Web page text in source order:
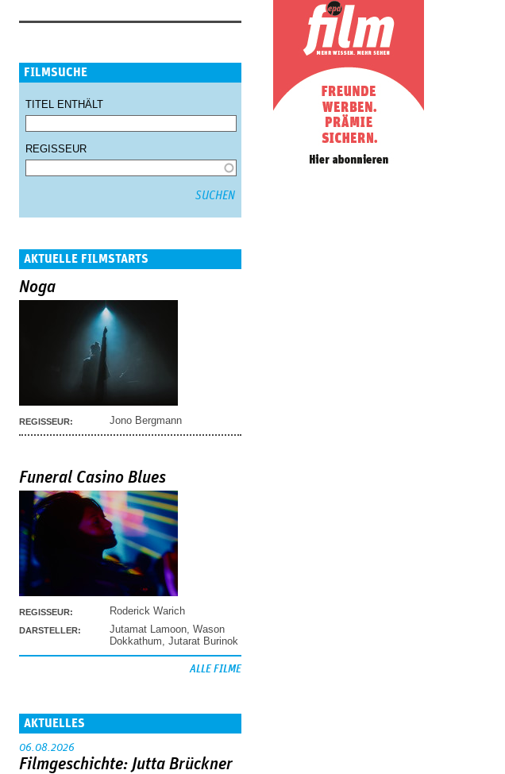
FILMSUCHE
TITEL ENTHÄLT
REGISSEUR
AKTUELLE FILMSTARTS
Noga
REGISSEUR: Jono Bergmann
Funeral Casino Blues
REGISSEUR: Roderick Warich
DARSTELLER: Jutamat Lamoon Wason
Dokkathum Jutarat Burinok
ALLE FILME
AKTUELLES
06.08.2026
Filmgeschichte: Jutta Brückner